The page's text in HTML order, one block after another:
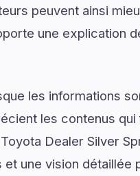
peuvent ainsi
une explication
les informations
les contenus
Dealer Silver
une vision détaillée